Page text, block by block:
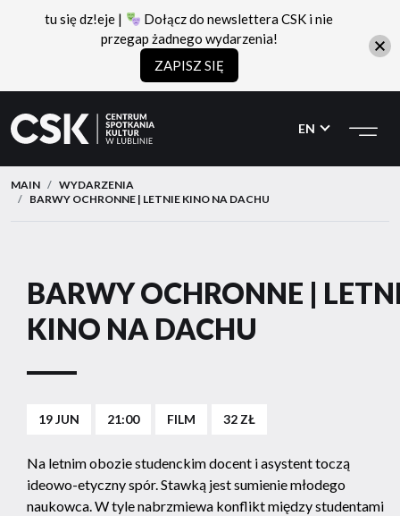
CSK
do
menu
do
treści
EN
MAIN
WYDARZENIA
BARWY OCHRONNE | LETNIE KINO NA DACHU
BARWY OCHRONNE |
KINO NA DACHU
19 JUN 21:00 FILM 32 ZŁ
Na letnim obozie studenckim docent i asystent toczą
ideowo-etyczny spór. Stawką jest sumienie młodego
naukowca. W tyle nabrzmiewa konflikt między studentami
tu się dz!eje |
Dołącz do newslettera CSK i nie
przegap żadnego wydarzenia!
ZAPISZ SIĘ